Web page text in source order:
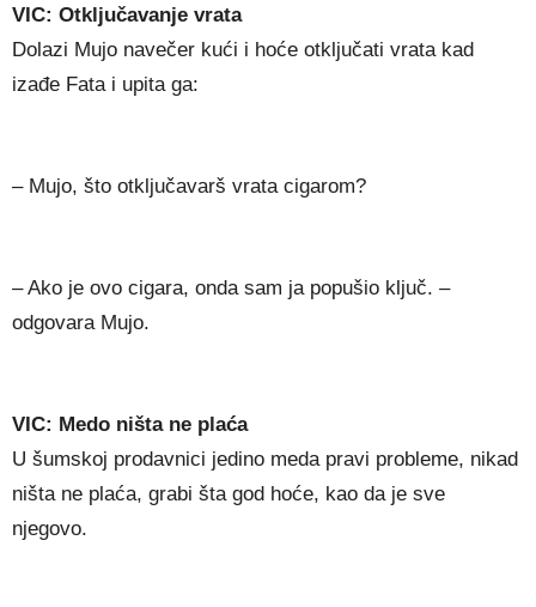
VIC: Otključavanje vrata
Dolazi Mujo navečer kući i hoće otključati vrata kad
izađe Fata i upita ga:
– Mujo, što otključavarš vrata cigarom?
– Ako je ovo cigara, onda sam ja popušio ključ. –
odgovara Mujo.
VIC: Medo ništa ne plaća
U šumskoj prodavnici jedino meda pravi probleme, nikad
ništa ne plaća, grabi šta god hoće, kao da je sve
njegovo.